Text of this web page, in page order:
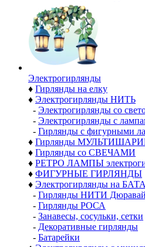
Электро­гирлянды
♦ Гирлянды на елку
♦ Электрогирлянды НИТЬ
- Электрогирлянды со
- Электрогирлянды с
- Гирлянды с фигурными
♦ Гирлянды
♦ Гирлянды со СВЕЧАМИ
♦ РЕТРО ЛАМПЫ
♦ ФИГУРНЫЕ ГИРЛЯНДЫ
♦ Электрогирлянды на
- Гирлянды НИТИ
- Гирлянды РОСА
- Занавесы, сосульки, сетки
- Декоративные гирлянды
- Батарейки